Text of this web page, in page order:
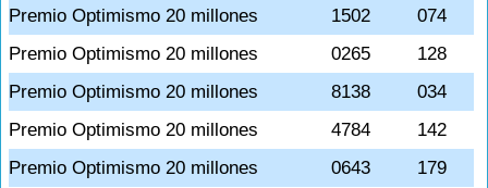
Premio Optimismo 20 millones
1502
074
Premio Optimismo 20 millones
0265
128
Premio Optimismo 20 millones
8138
034
Premio Optimismo 20 millones
4784
142
Premio Optimismo 20 millones
0643
179